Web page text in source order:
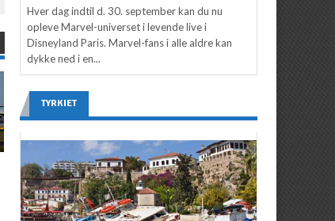
NYHEDER
Ny lounge åbner i
Københavns Lufthavn
NYHEDER
Tusindvis af Black
Friday rejsetilbud
Hver dag indtil d. 30. september kan du nu
opleve Marvel-universet i levende live i
Disneyland Paris. Marvel-fans i alle aldre kan
dykke ned i en...
TYRKIET